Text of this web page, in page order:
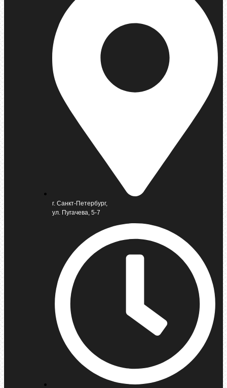
г. Санкт-Петербург,
ул. Пугачева, 5-7